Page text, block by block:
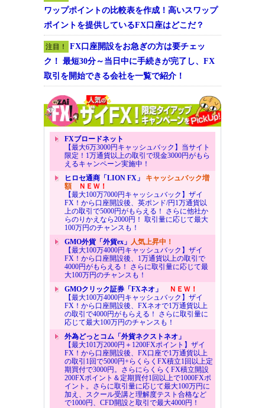
ワップポイントの比較表を作成！高いスワップ
ポイントを提供しているFX口座はどこだ？
注目！
FX口座開設をお急ぎの方は要チェッ
ク！ 最短30分～当日中に手続きが完了し、FX
取引を開始できる会社を一覧で紹介！
FXブロードネット
【最大6万3000円キャッシュバック】当サイト
限定！1万通貨以上の取引で現金3000円がもら
えるキャンペーン実施中！
ヒロセ通商「LION FX」 キャッシュバック増
額ＮＥＷ！
【最大100万7000円キャッシュバック】ザイ
FX！から口座開設後、英ポンド/円1万通貨以
上の取引で5000円がもらえる！ さらに他社か
らのりかえなら2000円！ 取引量に応じて最大
100万円のチャンスも！
GMO外貨「外貨ex」 人気上昇中！
【最大100万4000円キャッシュバック】ザイ
FX！から口座開設後、1万通貨以上の取引で
4000円がもらえる！ さらに取引量に応じて最
大100万円のチャンスも！
GMOクリック証券「FXネオ」
ＮＥＷ！
【最大100万4000円キャッシュバック】ザイ
FX！から口座開設後、FXネオで1万通貨以上
の取引で4000円がもらえる！ さらに取引量に
応じて最大100万円のチャンスも！
外為どっとコム「外貨ネクストネオ」
【最大101万2000円＋1200FXポイント】ザイ
FX！から口座開設後、FX口座で1万通貨以上
の取引1回で5000円+らくらくFX積立1回以上定
期買付で3000円。さらにらくらくFX積立開設
200FXポイント＆定期買付1回以上で1000FXポ
イント。さらに取引量に応じて最大100万円に
加え、スクール受講と理解度テスト合格など
で1000円、CFD開設と取引で最大4000円！